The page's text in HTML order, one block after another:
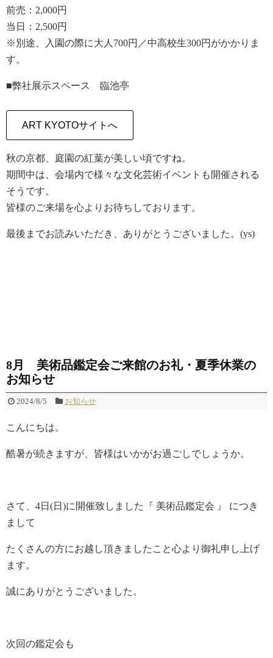
前売：2,000円
当日：2,500円
※別途、入園の際に大人700円／中高校生300円がかかりま
す。
■弊社展示スペース 臨池亭
ART KYOTOサイトへ
秋の京都、庭園の紅葉が美しい頃ですね。
期間中は、会場内で様々な文化芸術イベントも開催される
そうです。
皆様のご来場を心よりお待ちしております。
最後までお読みいただき、ありがとうございました。(ys)
8月 美術品鑑定会ご来館のお礼・夏季休業の
お知らせ
2024/8/5 お知らせ
こんにちは。
酷暑が続きますが、皆様はいかがお過ごしでしょうか。
さて、4日(日)に開催致しました『 美術品鑑定会 』 につき
まして
たくさんの方にお越し頂きましたこと心より御礼申し上げ
ます。
誠にありがとうございました。
次回の鑑定会も